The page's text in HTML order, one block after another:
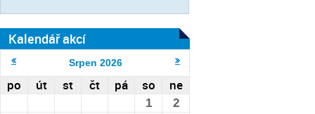
Kalendář akcí
Srpen 2026
po út st čt pá so ne
1
2